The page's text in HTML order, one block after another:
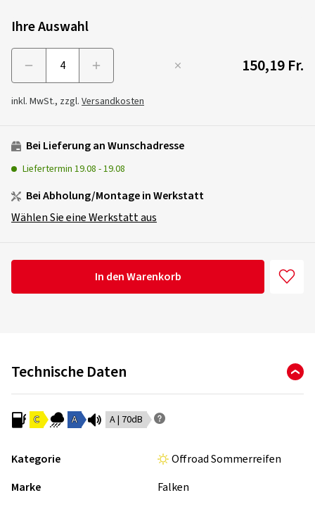
Ihre Auswahl
150,19 Fr.
inkl. MwSt., zzgl. Versandkosten
Bei Lieferung an Wunschadresse
Liefertermin 19.08 -19.08
Bei Abholung/Montage in Werkstatt
Wählen Sie eine Werkstatt aus
In den Warenkorb
Technische Daten
C A A | 70dB
Kategorie
Offroad Sommerreifen
Marke
Falken